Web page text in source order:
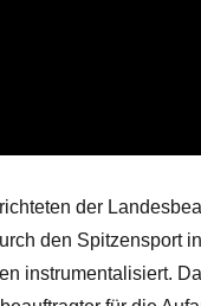
der
den Spitzensport
instrumentalisiert.